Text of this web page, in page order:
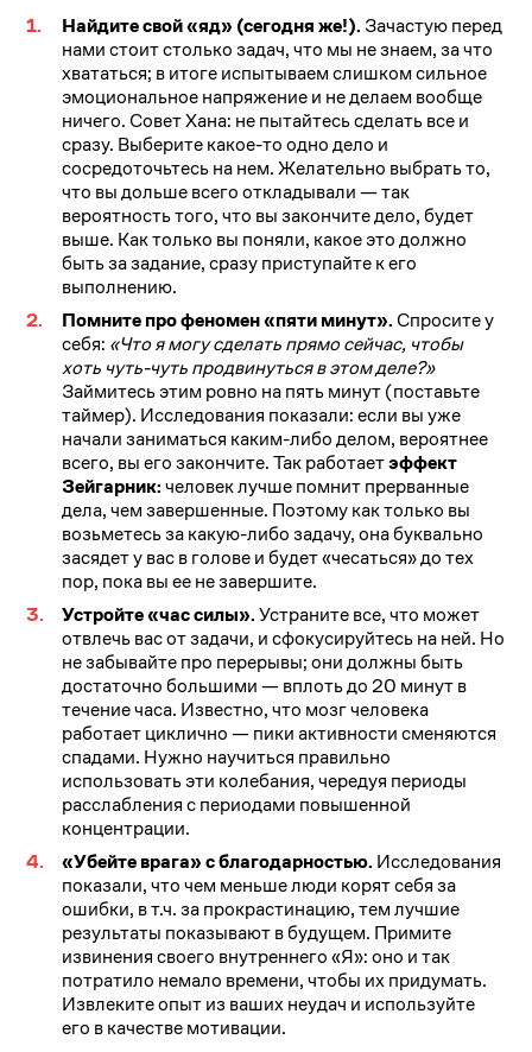
Найдите свой «яд» (сегодня же!). Зачастую перед
нами стоит столько задач, что мы не знаем, за что
хвататься; в итоге испытываем слишком сильное
эмоциональное напряжение и не делаем вообще
ничего. Совет Хана: не пытайтесь сделать все и
сразу. Выберите какое-то одно дело и
сосредоточьтесь на нем. Желательно выбрать то,
что вы дольше всего откладывали — так
вероятность того, что вы закончите дело, будет
выше. Как только вы поняли, какое это должно
быть за задание, сразу приступайте к его
выполнению.
Помните про феномен «пяти минут».Спросите у
себя: «Что я могу сделать прямо сейчас, чтобы
хоть чуть-чуть продвинуться в этом деле?»
Займитесь этим ровно на пять минут (поставьте
таймер). Исследования показали: если вы уже
начали заниматься каким-либо делом, вероятнее
всего, вы его закончите. Так работаетэффект
Зейгарник:человек лучше помнит прерванные
дела, чем завершенные. Поэтому как только вы
возьметесь за какую-либо задачу, она буквально
засядет у вас в голове и будет «чесаться» до тех
пор, пока вы ее не завершите.
Устройте «час силы».Устраните все, что может
отвлечь вас от задачи, и сфокусируйтесь на ней. Но
не забывайте про перерывы; они должны быть
достаточно большими — вплоть до 20 минут в
течение часа. Известно, что мозг человека
работает циклично — пики активности сменяются
спадами. Нужно научиться правильно
использовать эти колебания, чередуя периоды
расслабления с периодами повышенной
концентрации.
«Убейте врага» с благодарностью. Исследования
показали, что чем меньше люди корят себя за
ошибки, в т.ч. за прокрастинацию, тем лучшие
результаты показывают в будущем. Примите
извинения своего внутреннего «Я»: оно и так
потратило немало времени, чтобы их придумать.
Извлеките опыт из ваших неудач и используйте
его в качестве мотивации.